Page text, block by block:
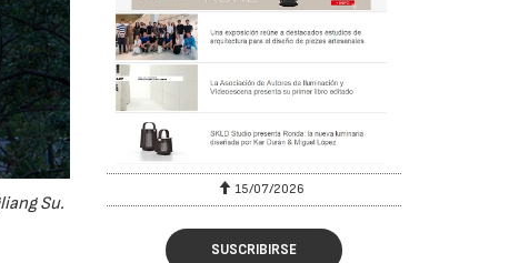
Su.
15/07/2026
SUSCRIBIRSE